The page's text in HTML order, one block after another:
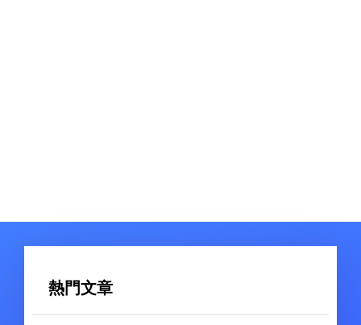
熱門文章